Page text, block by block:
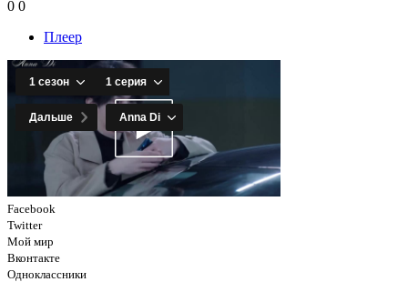
0 0
Плеер
Facebook
Twitter
Мой мир
Вконтакте
Одноклассники